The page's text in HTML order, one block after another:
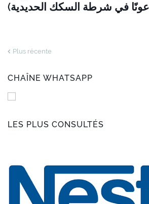
Plus récente
CHAÎNE WHATSAPP
LES PLUS CONSULTÉS